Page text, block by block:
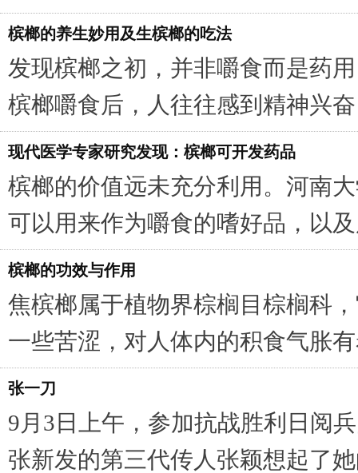
槟榔的养生妙用及生槟榔的吃法
发现槟榔之初，并非嚼食而是药
槟榔嚼食后，人往往感到精神兴
现代医学专家研究发现：槟榔可开发药品
槟榔的价值远未充分利用。河南
可以用来作为嚼食的嗜好品，以
槟榔的功效与作用
焦槟榔属于植物界棕榈目棕榈科
一些苦涩，对人体内的积食气胀
张一刀
9月3日上午，参加抗战胜利日阅
张新发的第三代传人张颖想起了